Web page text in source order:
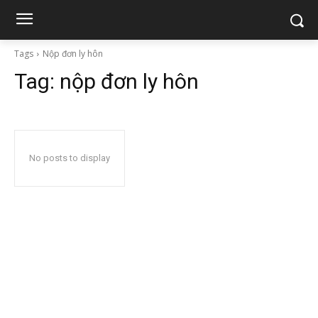
Tags Nộp đơn ly hôn
Tag: nộp đơn ly hôn
No posts to display